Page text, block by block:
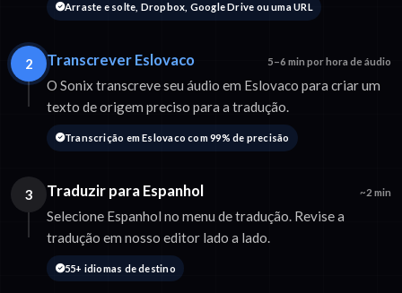
Arraste e solte, Dropbox, Google Drive ou uma URL
2 Transcrever Eslovaco 5–6 min por hora de áudio
O Sonix transcreve seu áudio em Eslovaco para criar um
texto de origem preciso para a tradução.
Transcrição em Eslovaco com 99% de precisão
3 Traduzir para Espanhol ~2 min
Selecione Espanhol no menu de tradução. Revise a
tradução em nosso editor lado a lado.
55+ idiomas de destino